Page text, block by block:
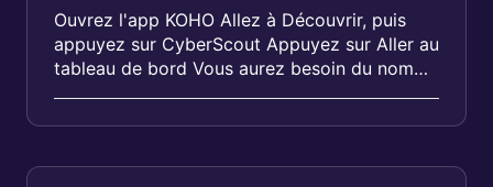
Ouvrez l'app KOHO Allez à Découvrir, puis
appuyez sur CyberScout Appuyez sur Aller au
tableau de bord Vous aurez besoin du nom
d'utilisateur et du mot de passe ...